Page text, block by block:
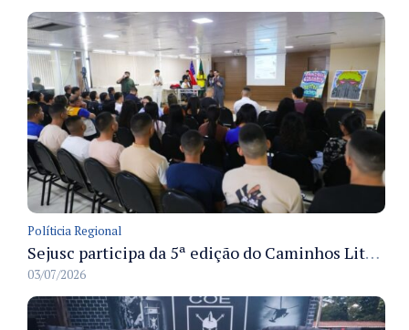
Políticia Regional
Sejusc participa da 5ª edição do Caminhos Literários com foco na cultura hip-hop nas unidades socioeducativas
03/07/2026